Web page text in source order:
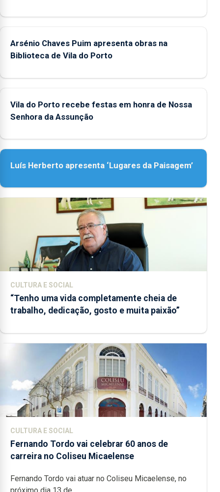
Arsénio Chaves Puim apresenta obras na
Biblioteca de Vila do Porto
Vila do Porto recebe festas em honra de Nossa
Senhora da Assunção
Luís Herberto apresenta ‘Lugares da Paisagem’
CULTURA E SOCIAL
“Tenho uma vida completamente cheia de
trabalho, dedicação, gosto e muita paixão”
CULTURA E SOCIAL
Fernando Tordo vai celebrar 60 anos de
carreira no Coliseu Micaelense
Fernando Tordo vai atuar no Coliseu Micaelense, no
próximo dia 13 de...